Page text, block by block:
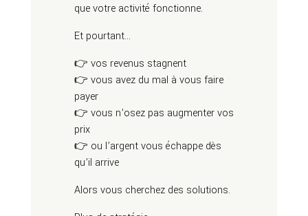
que votre activité fonctionne.
Et pourtant…
👉 vos revenus stagnent
👉 vous avez du mal à vous faire
payer
👉 vous n’osez pas augmenter vos
prix
👉 ou l’argent vous échappe dès
qu’il arrive
Alors vous cherchez des solutions.